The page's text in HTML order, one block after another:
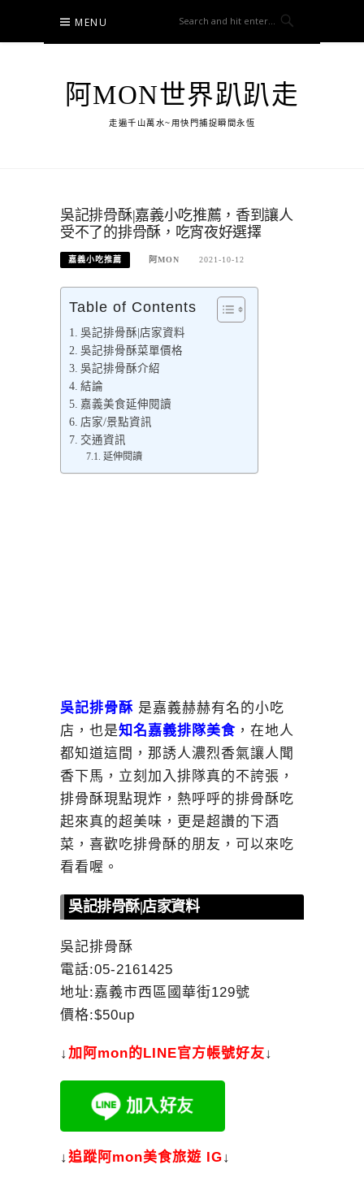
content
MENU
阿MON世界趴趴走
走遍千山萬水~用快門捕捉瞬間永恆
吳記排骨酥|嘉義小吃推薦，香到讓人
受不了的排骨酥，吃宵夜好選擇
嘉義小吃推薦 阿MON 2021-10-12
Table of Contents
吳記排骨酥|店家資料
吳記排骨酥菜單價格
吳記排骨酥介紹
結論
嘉義美食延伸閱讀
店家/景點資訊
交通資訊
延伸閱讀
吳記排骨酥 是嘉義赫赫有名的小吃
店，也是知名嘉義排隊美食 ，在地人
都知道這間，那誘人濃烈香氣讓人聞
香下馬，立刻加入排隊真的不誇張，
排骨酥現點現炸，熱呼呼的排骨酥吃
起來真的超美味，更是超讚的下酒
菜，喜歡吃排骨酥的朋友，可以來吃
看看喔。
吳記排骨酥|店家資料
吳記排骨酥
電話:05-2161425
地址:嘉義市西區國華街129號
價格:$50up
↓加 阿mon的LINE官方帳號好友↓
↓追蹤阿mon美食旅遊 IG↓